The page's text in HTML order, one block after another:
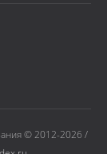
© 2012-2026 /